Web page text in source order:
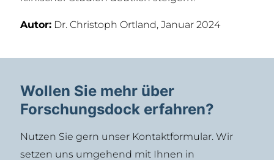
Autor: Dr. Christoph Ortland, Januar 2024
Wollen Sie mehr über
Forschungsdock erfahren?
Nutzen Sie gern unser Kontaktformular. Wir
setzen uns umgehend mit Ihnen in